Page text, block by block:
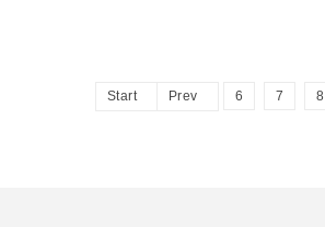
Start Prev 6 7 8